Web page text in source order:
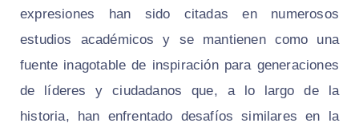
expresiones han sido citadas en numerosos
estudios académicos y se mantienen como una
fuente inagotable de inspiración para generaciones
de líderes y ciudadanos que, a lo largo de la
historia, han enfrentado desafíos similares en la